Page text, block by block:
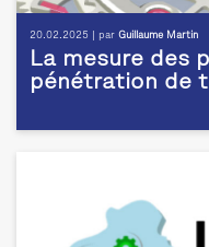
20.02.2025 | par Guillaume Martin
La mesure des
pénétration de